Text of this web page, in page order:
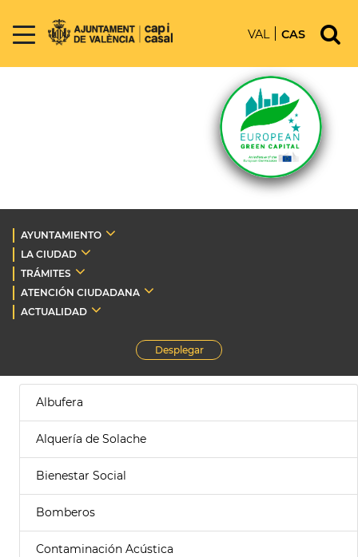
VAL CAS
AYUNTAMIENTO
LA CIUDAD
TRÁMITES
ATENCIÓN CIUDADANA
ACTUALIDAD
Desplegar
Albufera
Alquería de Solache
Bienestar Social
Bomberos
Contaminación Acústica